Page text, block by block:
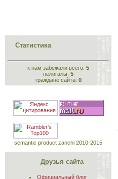
Статистика
к нам забежали всего: 5
нелигалы: 5
граждане сайта: 0
semantic product zanchi 2010-2015
Друзья сайта
Официальный блог